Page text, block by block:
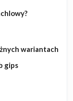
wariantach
gips